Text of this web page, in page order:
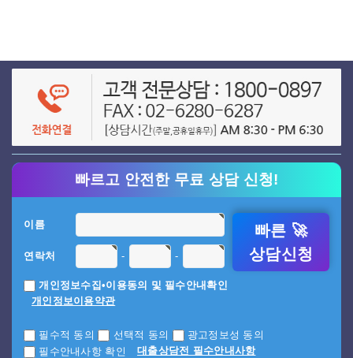
빠르고 안전한 무료 상담 신청!
이름
연락처 - -
개인정보수집•이용동의 및 필수안내확인
개인정보이용약관
필수적 동의 선택적 동의
광고정보성 동의
필수안내사항 확인
대출상담전 필수안내사항
빠른 🚀
상담신청